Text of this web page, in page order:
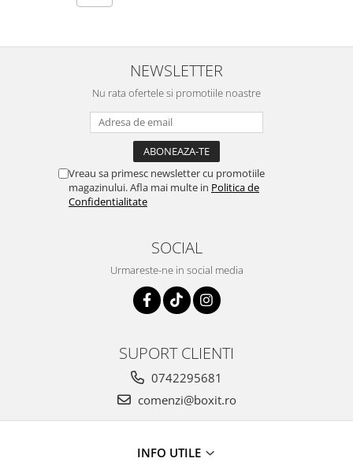
NEWSLETTER
Nu rata ofertele si promotiile noastre
Vreau sa primesc newsletter cu promotiile
magazinului. Afla mai multe in Politica de
Confidentialitate
SOCIAL
Urmareste-ne in social media
SUPORT CLIENTI
0742295681
comenzi@boxit.ro
INFO UTILE